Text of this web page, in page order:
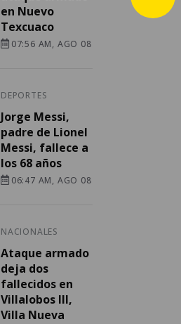
en Nuevo
Texcuaco
07:56 AM, AGO 08
DEPORTES
Jorge Messi,
padre de Lionel
Messi, fallece a
los 68 años
06:47 AM, AGO 08
NACIONALES
Ataque armado
deja dos
fallecidos en
Villalobos III,
Villa Nueva